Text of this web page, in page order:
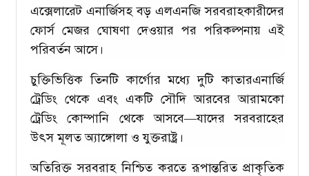
এক্সেলারেট এনার্জিসহ বড় এলএনজি সরবরাহকারীদের
ফোর্স মেজর ঘোষণা দেওয়ার পর পরিকল্পনায় এই
পরিবর্তন আসে।
চুক্তিভিত্তিক তিনটি কার্গোর মধ্যে দুটি কাতারএনার্জি
ট্রেডিং থেকে এবং একটি সৌদি আরবের আরামকো
ট্রেডিং কোম্পানি থেকে আসবে—যাদের সরবরাহের
উৎস মূলত অ্যাঙ্গোলা ও যুক্তরাষ্ট্র।
অতিরিক্ত সরবরাহ নিশ্চিত করতে রূপান্তরিত প্রাকৃতিক